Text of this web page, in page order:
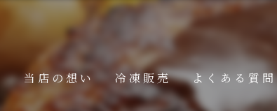
当店の想い 冷凍販売 よくある質問